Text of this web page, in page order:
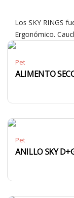
Los SKY RINGS
Ergonómico.
Pet
ALIMENTO
Pet
ANILLO SKY